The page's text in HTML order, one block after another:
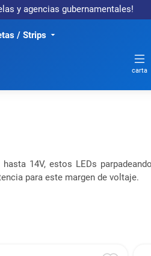
y agencias gubernamentales!
/ Strips
carta
14V, estos LEDs
para este margen de voltaje.